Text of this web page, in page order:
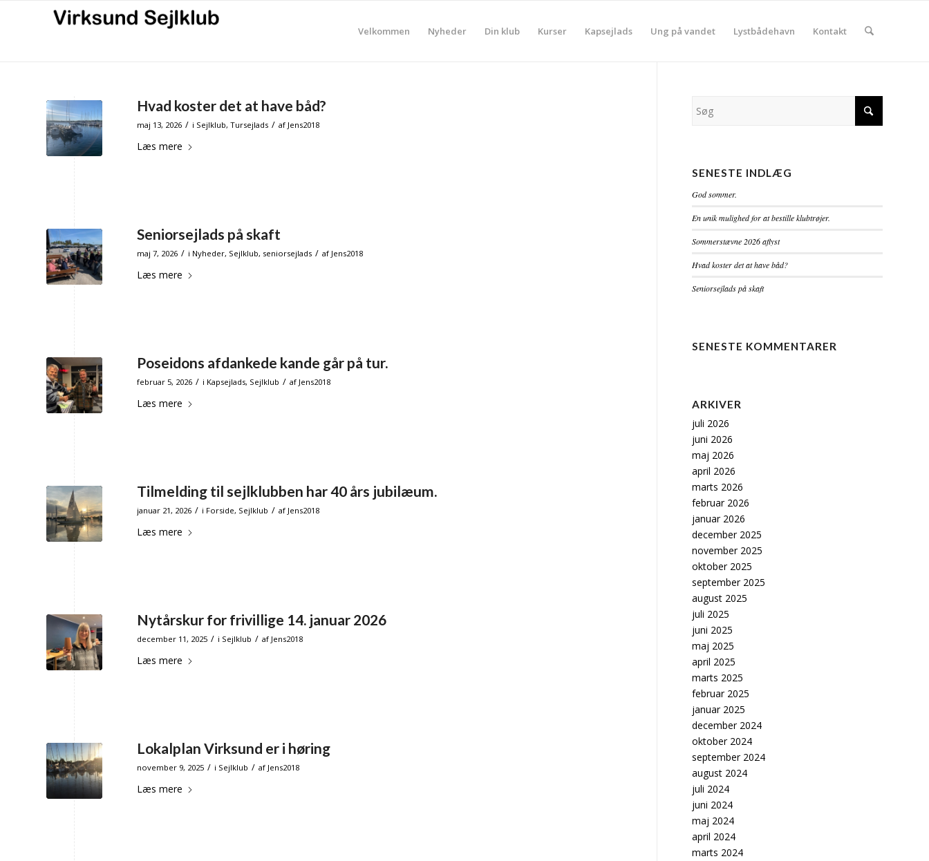
Velkommen Nyheder Din klub Kurser Kapsejlads Ung på vandet Lystbådehavn Kontakt
Hvad koster det at have båd?
maj 13, 2026 / i Sejlklub, Tursejlads / af Jens2018
Læs mere
Seniorsejlads på skaft
maj 7, 2026 / i Nyheder, Sejlklub, seniorsejlads / af Jens2018
Læs mere
Poseidons afdankede kande går på tur.
februar 5, 2026 / i Kapsejlads, Sejlklub / af Jens2018
Læs mere
Tilmelding til sejlklubben har 40 års jubilæum.
januar 21, 2026 / i Forside, Sejlklub / af Jens2018
Læs mere
Nytårskur for frivillige 14. januar 2026
december 11, 2025 / i Sejlklub / af Jens2018
Læs mere
Lokalplan Virksund er i høring
november 9, 2025 / i Sejlklub / af Jens2018
Læs mere
SENESTE INDLÆG
God sommer.
En unik mulighed for at bestille klubtrøjer.
Sommerstævne 2026 aflyst
Hvad koster det at have båd?
Seniorsejlads på skaft
SENESTE KOMMENTARER
ARKIVER
juli 2026
juni 2026
maj 2026
april 2026
marts 2026
februar 2026
januar 2026
december 2025
november 2025
oktober 2025
september 2025
august 2025
juli 2025
juni 2025
maj 2025
april 2025
marts 2025
februar 2025
januar 2025
december 2024
oktober 2024
september 2024
august 2024
juli 2024
juni 2024
maj 2024
april 2024
marts 2024